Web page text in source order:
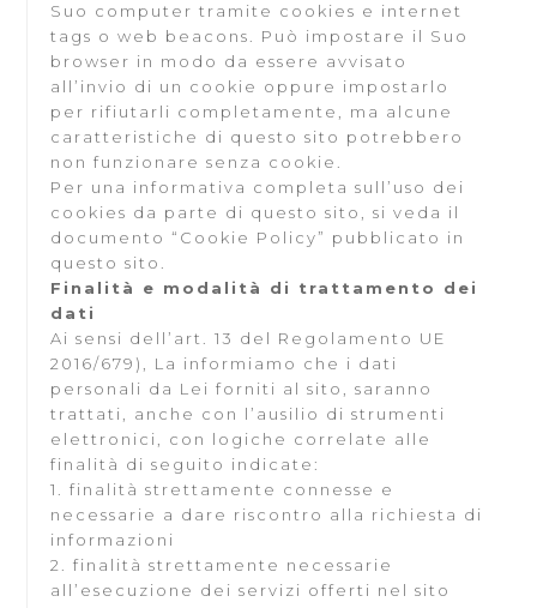
Suo computer tramite cookies e internet
tags o web beacons. Può impostare il Suo
browser in modo da essere avvisato
all’invio di un cookie oppure impostarlo
per rifiutarli completamente, ma alcune
caratteristiche di questo sito potrebbero
non funzionare senza cookie.
Per una informativa completa sull’uso dei
cookies da parte di questo sito, si veda il
documento “Cookie Policy” pubblicato in
questo sito.
Finalità e modalità di trattamento dei
dati
Ai sensi dell’art. 13 del Regolamento UE
2016/679), La informiamo che i dati
personali da Lei forniti al sito, saranno
trattati, anche con l’ausilio di strumenti
elettronici, con logiche correlate alle
finalità di seguito indicate:
1. finalità strettamente connesse e
necessarie a dare riscontro alla richiesta di
informazioni
2. finalità strettamente necessarie
all’esecuzione dei servizi offerti nel sito